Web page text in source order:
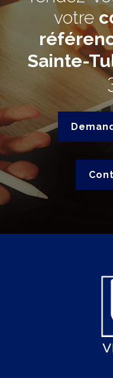
votre
Sainte-